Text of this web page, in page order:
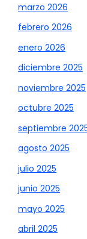
marzo 2026
febrero 2026
enero 2026
diciembre 2025
noviembre 2025
octubre 2025
septiembre
agosto 2025
julio 2025
junio 2025
mayo 2025
abril 2025